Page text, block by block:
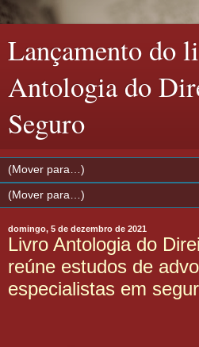
Lançamento do
Antologia do
Seguro
domingo, 5 de dezembro de 2021
Livro Antologia do
reúne estudos de
especialistas em